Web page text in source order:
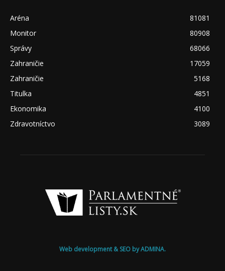
Aréna
81081
Monitor
80908
Správy
68066
Zahraničie
17059
Zahraničie
5168
Titulka
4851
Ekonomika
4100
Zdravotníctvo
3089
Web development & SEO by ADMINA.